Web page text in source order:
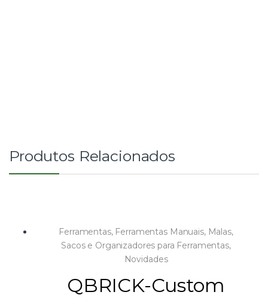
Produtos Relacionados
Ferramentas, Ferramentas Manuais, Malas,
Sacos e Organizadores para Ferramentas,
Novidades
QBRICK-Custom